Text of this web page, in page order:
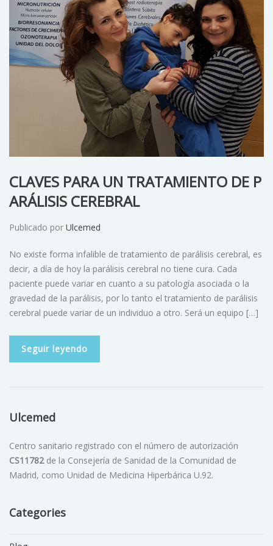
CLAVES PARA UN TRATAMIENTO DE P
ARÁLISIS CEREBRAL
Publicado por Ulcemed
No existe forma infalible de tratamiento de parálisis cerebral, es
decir, a día de hoy la parálisis cerebral no tiene cura. Cada
paciente puede variar en cuanto a su patología asociada o la
gravedad de la parálisis, por lo tanto el tratamiento de parálisis
cerebral puede variar de un individuo a otro. Será un equipo […]
Seguir leyendo
Ulcemed
Centro sanitario registrado con el número de autorización
CS11782de la Consejería de Sanidad de la Comunidad de
Madrid, como Unidad de Medicina Hiperbárica U.92.
Categories